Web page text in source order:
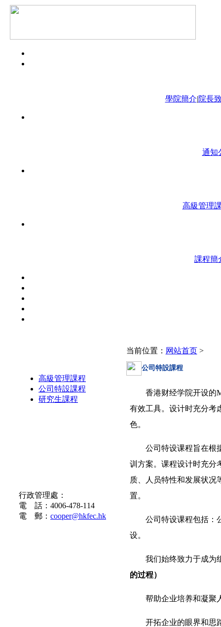
學院簡介|院長
通知
高級管理
課程簡
高級管理課程
公司特設課程
研究生課程
行政管理處：
電 話：4006-478-114
電 郵： cooper@hkfec.hk
当前位置： 网站首页>
公司特設課程
香港财经学院开设的
有效工具。设计时充分考
色。
公司特设课程旨在根
训方案。课程设计时充分
质、人员特性和发展状况
置。
公司特设课程包括：
设。
我们始终致力于成为
的过程）
帮助企业培养和凝聚
开拓企业的眼界和思